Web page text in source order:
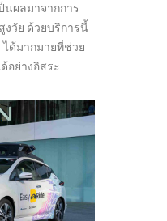
ผลมาจากการ
งวัย ด้วยบริการนี้
ด้มากมายที่ช่วย
อย่างอิสระ